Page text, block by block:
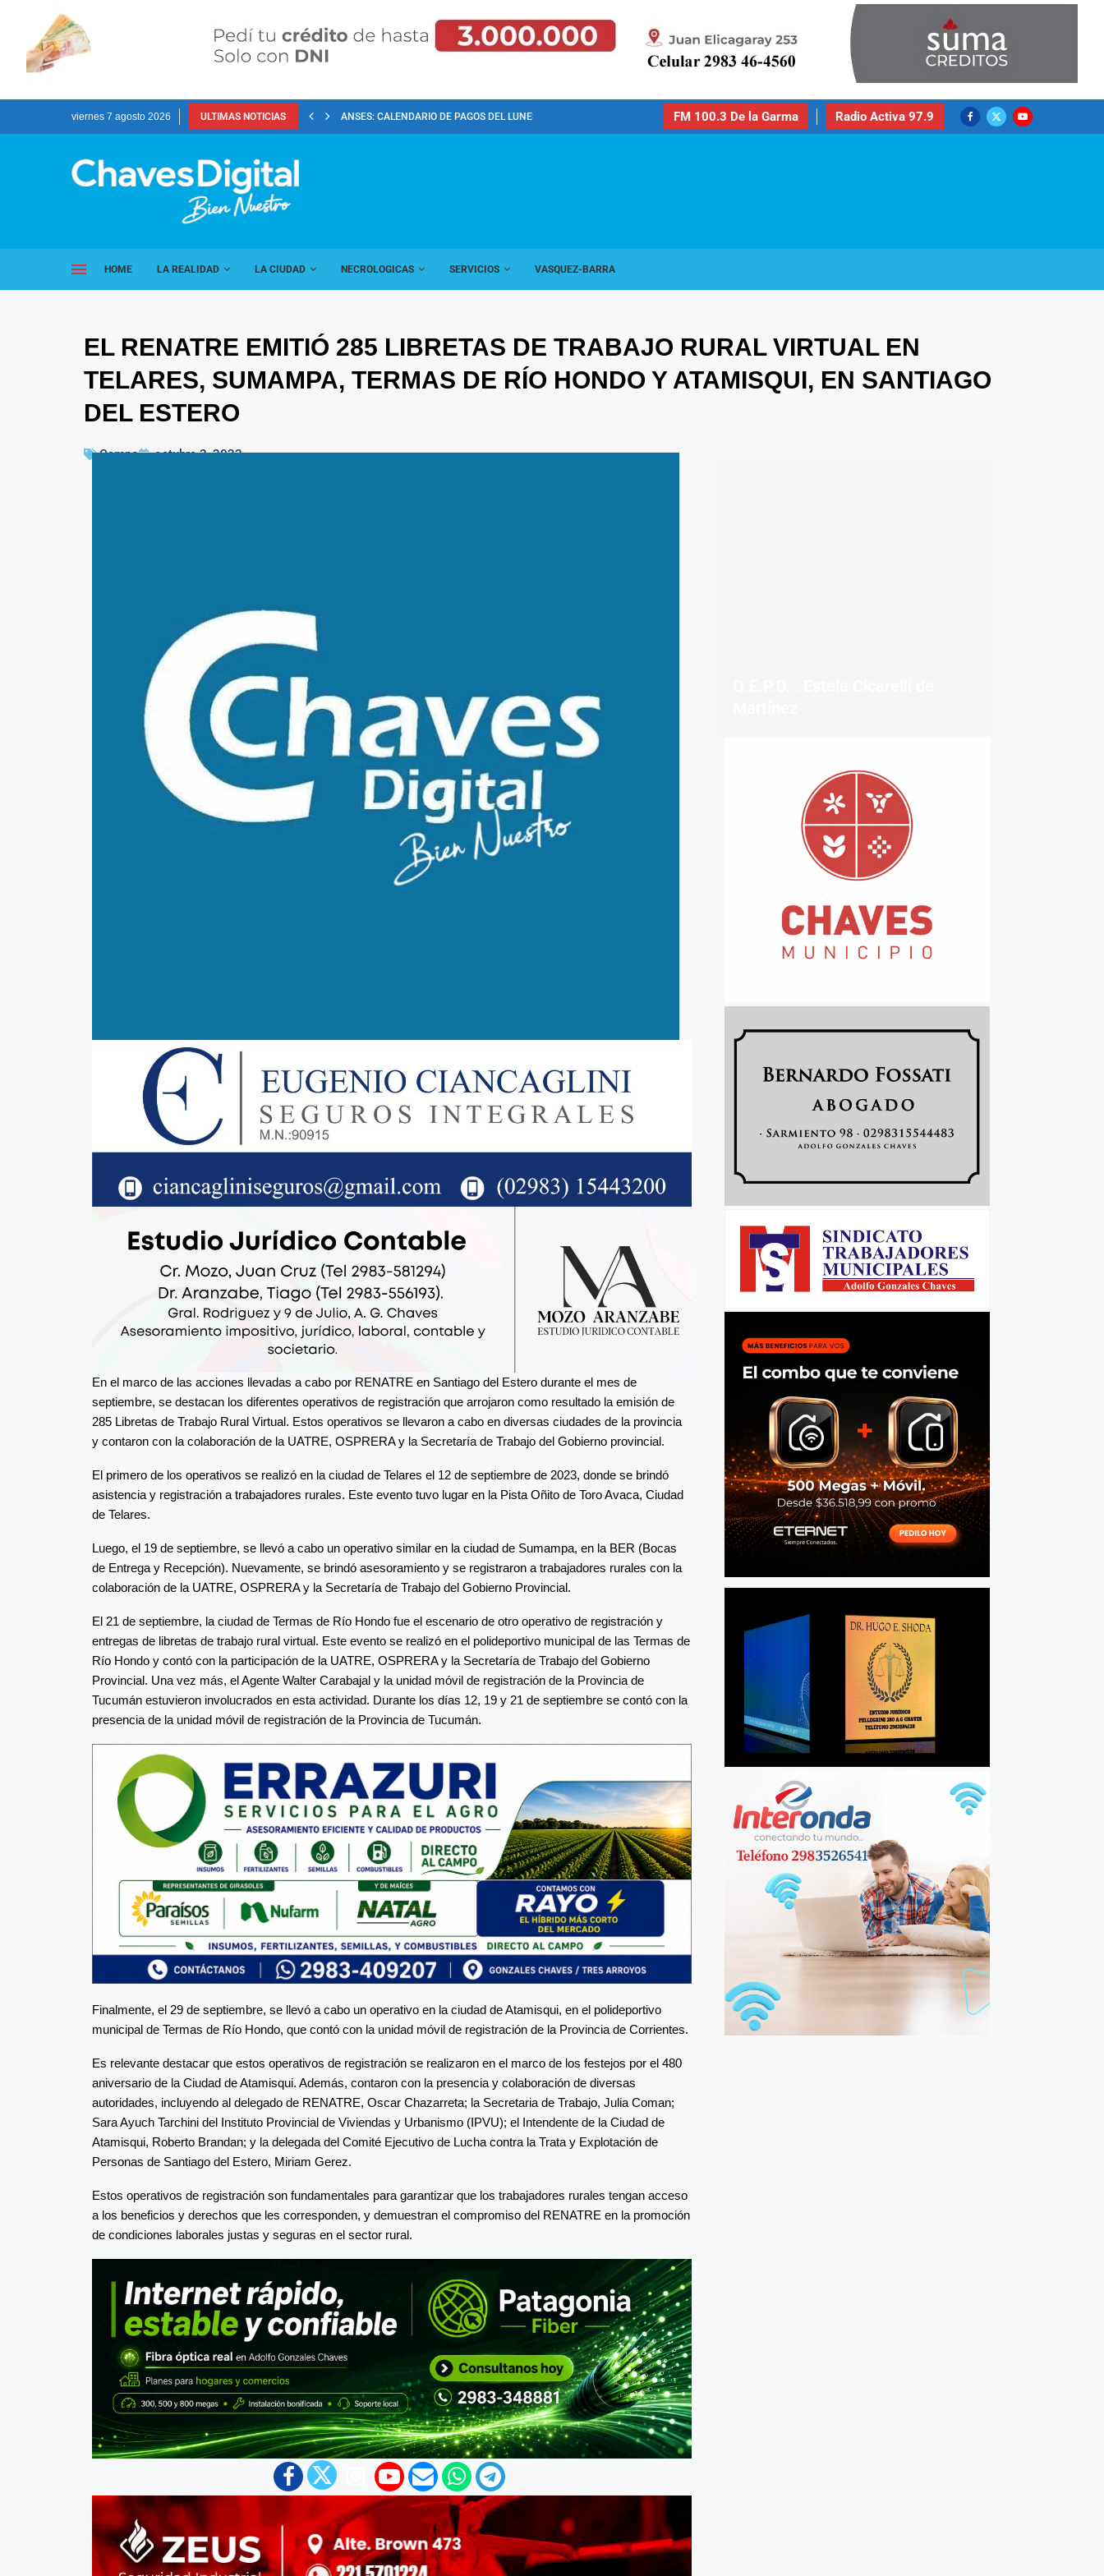
viernes 7 agosto 2026 ULTIMAS NOTICIAS ANSES: CALENDARIO DE PAGOS DEL LUNES 10 DE... FM 100.3 De la Garma Radio Activa 97.9
HOME LA REALIDAD LA CIUDAD NECROLOGICAS SERVICIOS VASQUEZ-BARRA
EL RENATRE EMITIÓ 285 LIBRETAS DE TRABAJO RURAL VIRTUAL EN
TELARES, SUMAMPA, TERMAS DE RÍO HONDO Y ATAMISQUI, EN SANTIAGO
DEL ESTERO
Campo octubre 3, 2023
En el marco de las acciones llevadas a cabo por RENATRE en Santiago del Estero durante el mes de
septiembre, se destacan los diferentes operativos de registración que arrojaron como resultado la emisión de
285 Libretas de Trabajo Rural Virtual. Estos operativos se llevaron a cabo en diversas ciudades de la provincia
y contaron con la colaboración de la UATRE, OSPRERA y la Secretaría de Trabajo del Gobierno provincial.
El primero de los operativos se realizó en la ciudad de Telares el 12 de septiembre de 2023, donde se brindó
asistencia y registración a trabajadores rurales. Este evento tuvo lugar en la Pista Oñito de Toro Avaca, Ciudad
de Telares.
Luego, el 19 de septiembre, se llevó a cabo un operativo similar en la ciudad de Sumampa, en la BER (Bocas
de Entrega y Recepción). Nuevamente, se brindó asesoramiento y se registraron a trabajadores rurales con la
colaboración de la UATRE, OSPRERA y la Secretaría de Trabajo del Gobierno Provincial.
El 21 de septiembre, la ciudad de Termas de Río Hondo fue el escenario de otro operativo de registración y
entregas de libretas de trabajo rural virtual. Este evento se realizó en el polideportivo municipal de las Termas de
Río Hondo y contó con la participación de la UATRE, OSPRERA y la Secretaría de Trabajo del Gobierno
Provincial. Una vez más, el Agente Walter Carabajal y la unidad móvil de registración de la Provincia de
Tucumán estuvieron involucrados en esta actividad. Durante los días 12, 19 y 21 de septiembre se contó con la
presencia de la unidad móvil de registración de la Provincia de Tucumán.
Finalmente, el 29 de septiembre, se llevó a cabo un operativo en la ciudad de Atamisqui, en el polideportivo
municipal de Termas de Río Hondo, que contó con la unidad móvil de registración de la Provincia de Corrientes.
Es relevante destacar que estos operativos de registración se realizaron en el marco de los festejos por el 480
aniversario de la Ciudad de Atamisqui. Además, contaron con la presencia y colaboración de diversas
autoridades, incluyendo al delegado de RENATRE, Oscar Chazarreta; la Secretaria de Trabajo, Julia Coman;
Sara Ayuch Tarchini del Instituto Provincial de Viviendas y Urbanismo (IPVU); el Intendente de la Ciudad de
Atamisqui, Roberto Brandan; y la delegada del Comité Ejecutivo de Lucha contra la Trata y Explotación de
Personas de Santiago del Estero, Miriam Gerez.
Estos operativos de registración son fundamentales para garantizar que los trabajadores rurales tengan acceso
a los beneficios y derechos que les corresponden, y demuestran el compromiso del RENATRE en la promoción
de condiciones laborales justas y seguras en el sector rural.